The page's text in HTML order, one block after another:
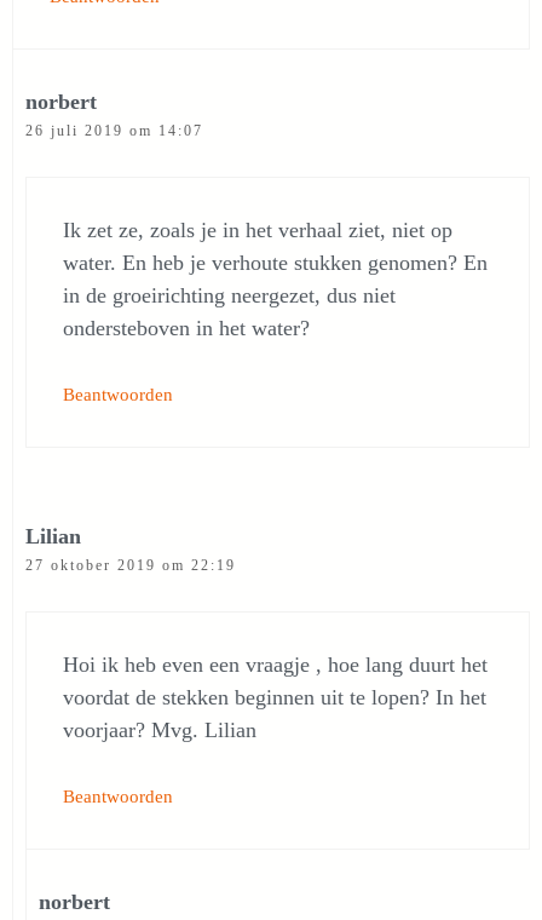
norbert
26 juli 2019 om 14:07
Ik zet ze, zoals je in het verhaal ziet, niet op
water. En heb je verhoute stukken genomen? En
in de groeirichting neergezet, dus niet
ondersteboven in het water?
Beantwoorden
Lilian
27 oktober 2019 om 22:19
Hoi ik heb even een vraagje , hoe lang duurt het
voordat de stekken beginnen uit te lopen? In het
voorjaar? Mvg. Lilian
Beantwoorden
norbert